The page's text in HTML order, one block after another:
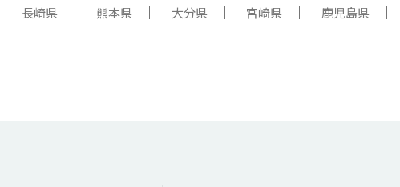
長崎県 熊本県 大分県 宮崎県
鹿児島県